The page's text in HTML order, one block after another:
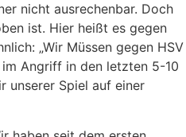
nicht ausrechenbar. Doch
ist. Hier heißt es gegen
„Wir Müssen gegen HSV
Angriff in den letzten 5-10
unserer Spiel auf einer